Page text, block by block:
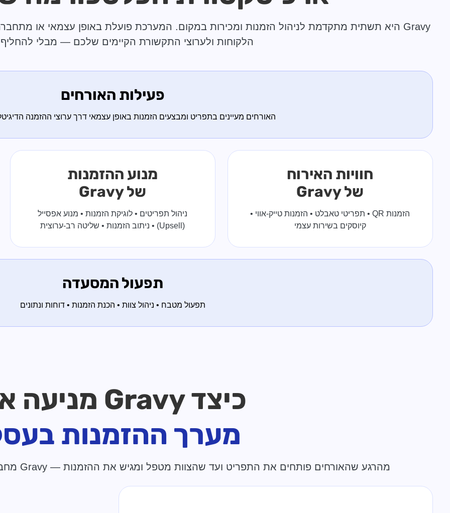
הלקוחות ולערוצי התקשורת הקיימים שלכם — מבלי
פעילות האורחים
האורחים מעיינים בתפריט ומבצעים הזמנות באופן עצמאי דרך ערוצי ההזמנה
חוויות האירוח
של Gravy
הזמנות QR • תפריטי טאבלט • הזמנות טייק-אווי •
קיוסקים בשירות עצמי
מנוע ההזמנות
של Gravy
ניהול תפריטים • לוגיקת הזמנות • מנוע אפסייל
(Upsell) • ניתוב הזמנות • שליטה רב-ערוצית
תפעול המסעדה
תפעול מטבח • ניהול צוות • הכנת הזמנות • דוחות ונתונים
כיצד Gravy מניעה את
מערך ההזמנות
מהרגע שהאורחים פותחים את התפריט ועד שהצוות מטפל ומגיש את ההזמנות — Gravy מחברת בין כל שלבי חוויית ההזמנה במקום.